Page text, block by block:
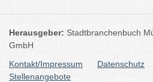
Herausgeber: Stadtbranchenbuch
GmbH
Kontakt/Impressum
Datenschutz
Stellenangebote